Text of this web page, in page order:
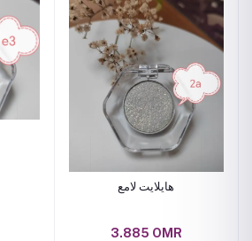
هايلايت لامع
3.885 OMR